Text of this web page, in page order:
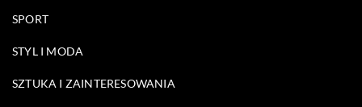
SPORT
STYL I MODA
SZTUKA I ZAINTERESOWANIA